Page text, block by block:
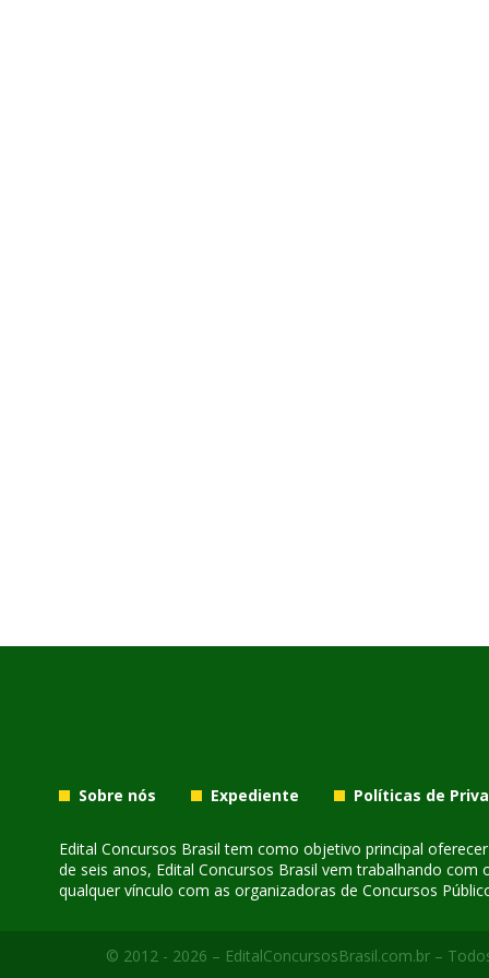
Sobre nós Expediente Políticas de
Edital Concursos Brasil tem como objetivo principal
de seis anos, Edital Concursos Brasil vem trabalhando
qualquer vínculo com as organizadoras de Concursos
© 2012 - 2026 – EditalConcursosBrasil.com.br –